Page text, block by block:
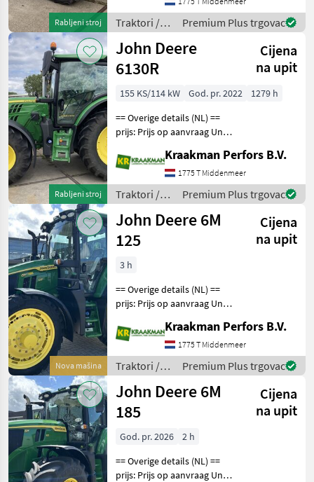
Rabljeni stroj
Aftakastoerental achter:
540 Hydrauliek venti
Traktori /
John Deere
Premium Plus trgovac
Rabljeni stroj
John Deere
6130R
Cijena
na upit
155 KS/114 kW God. pr. 2022
1279 h
== Overige details (NL) ==
prijs: Prijs op aanvraag Unit:
Aftakastoerental achter:
540 AutoPowr 50km/h
transmissie AutoTrac en
Isobus
Kraakman Perfors B.V.
1775 T Middenmeer
Traktori /
John Deere
Premium Plus trgovac
Nova mašina
John Deere 6M
125
Cijena
na upit
3 h
== Overige details (NL) ==
prijs: Prijs op aanvraag Unit:
HPD Aantal
hydrauliekventielen: 3
Aftakastoerental achter:
540 Hydrauliek venti
Kraakman Perfors B.V.
1775 T Middenmeer
Traktori /
John Deere
Premium Plus trgovac
John Deere 6M
185
Cijena
na upit
God. pr. 2026
2 h
== Overige details (NL) ==
prijs: Prijs op aanvraag Unit: